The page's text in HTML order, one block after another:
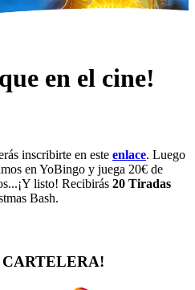
en el cine!
inscribirte en este enlace. Luego
en YoBingo y juega 20€ de
listo! Recibirás 20 Tiradas
Bash.